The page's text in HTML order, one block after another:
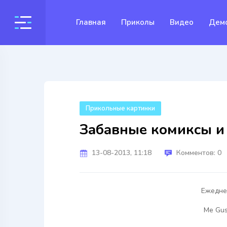
Главная Приколы Видео
Прикольные картинки
Забавные комиксы
13-08-2013, 11:18 Комментов: 0
Me